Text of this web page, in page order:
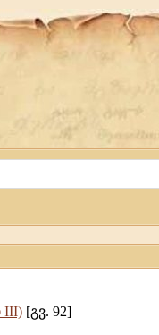
III) [გვ. 92]